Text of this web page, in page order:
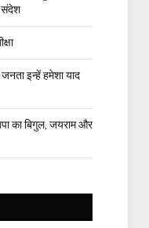
संदेश
इन्हें हमेशा याद
का बिगुल, जयराम और